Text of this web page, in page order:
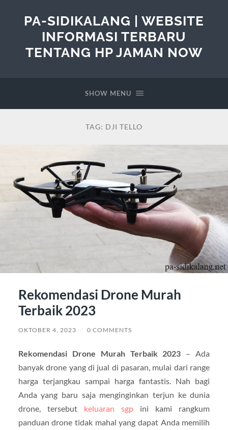
PA-SIDIKALANG | WEBSITE
INFORMASI TERBARU
TENTANG HP JAMAN NOW
SHOW MENU
TAG: DJI TELLO
Rekomendasi Drone Murah
Terbaik 2023
OKTOBER 4, 2023 / 0 COMMENTS
Rekomendasi Drone Murah Terbaik 2023 – Ada
banyak drone yang di jual di pasaran, mulai dari range
harga terjangkau sampai harga fantastis. Nah bagi
Anda yang baru saja menginginkan terjun ke dunia
drone, tersebut keluaran sgp ini kami rangkum
panduan drone tidak mahal yang dapat Anda memilih